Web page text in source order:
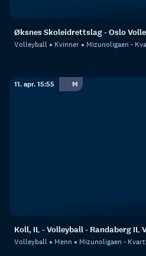
Øksnes Skoleidrettslag - Oslo
Volleyball Kvinner Mizunoligaen -
11. apr. 15:55 M
Koll, IL - Volleyball - Randaberg IL
Volleyball Menn Mizunoligaen -